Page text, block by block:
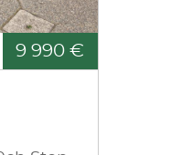
9 990 €